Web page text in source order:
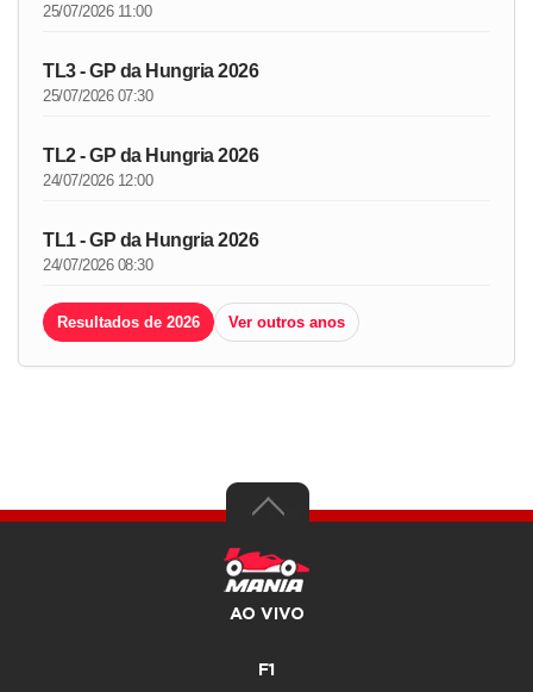
25/07/2026 11:00
TL3 - GP da Hungria 2026
25/07/2026 07:30
TL2 - GP da Hungria 2026
24/07/2026 12:00
TL1 - GP da Hungria 2026
24/07/2026 08:30
Resultados de 2026 Ver outros anos
AO VIVO
F1